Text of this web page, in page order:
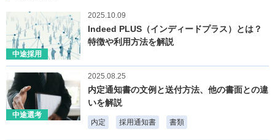
中途採用
2025.10.09
Indeed PLUS（インディードプラス）とは？
特徴や利用方法を解説
中途選考
2025.08.25
内定通知書の文例と送付方法、他の書面との違
いを解説
内定 採用通知書 書類